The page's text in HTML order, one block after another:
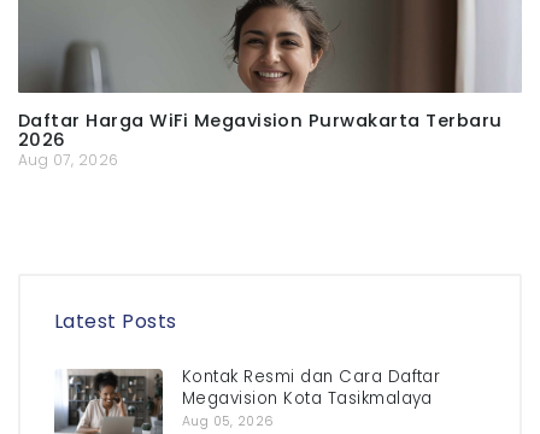
Daftar Harga WiFi Megavision Purwakarta Terbaru
2026
Aug 07, 2026
Latest Posts
Kontak Resmi dan Cara Daftar
Megavision Kota Tasikmalaya
Aug 05, 2026